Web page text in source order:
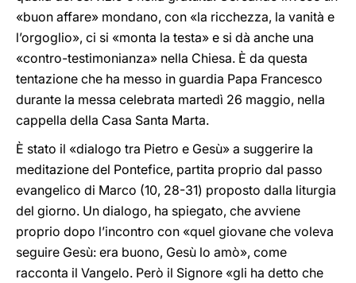
«buon affare» mondano, con «la ricchezza, la vanità e
l’orgoglio», ci si «monta la testa» e si dà anche una
«contro-testimonianza» nella Chiesa. È da questa
tentazione che ha messo in guardia Papa Francesco
durante la messa celebrata martedì 26 maggio, nella
cappella della Casa Santa Marta.
È stato il «dialogo tra Pietro e Gesù» a suggerire la
meditazione del Pontefice, partita proprio dal passo
evangelico di Marco (10, 28-31) proposto dalla liturgia
del giorno. Un dialogo, ha spiegato, che avviene
proprio dopo l’incontro con «quel giovane che voleva
seguire Gesù: era buono, Gesù lo amò», come
racconta il Vangelo. Però il Signore «gli ha detto che